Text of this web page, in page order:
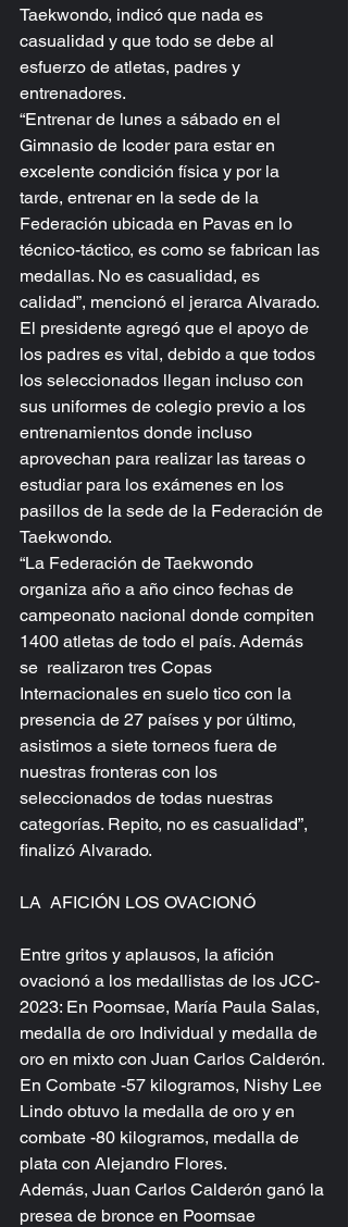
Taekwondo, indicó que nada es
casualidad y que todo se debe al
esfuerzo de atletas, padres y
entrenadores.
“Entrenar de lunes a sábado en el
Gimnasio de Icoder para estar en
excelente condición física y por la
tarde, entrenar en la sede de la
Federación ubicada en Pavas en lo
técnico-táctico, es como se fabrican las
medallas. No es casualidad, es
calidad”, mencionó el jerarca Alvarado.
El presidente agregó que el apoyo de
los padres es vital, debido a que todos
los seleccionados llegan incluso con
sus uniformes de colegio previo a los
entrenamientos donde incluso
aprovechan para realizar las tareas o
estudiar para los exámenes en los
pasillos de la sede de la Federación de
Taekwondo.
“La Federación de Taekwondo
organiza año a año cinco fechas de
campeonato nacional donde compiten
1400 atletas de todo el país. Además
se  realizaron tres Copas
Internacionales en suelo tico con la
presencia de 27 países y por último,
asistimos a siete torneos fuera de
nuestras fronteras con los
seleccionados de todas nuestras
categorías. Repito, no es casualidad”,
finalizó Alvarado.
LA  AFICIÓN LOS OVACIONÓ
Entre gritos y aplausos, la afición
ovacionó a los medallistas de los JCC-
2023: En Poomsae, María Paula Salas,
medalla de oro Individual y medalla de
oro en mixto con Juan Carlos Calderón.
En Combate -57 kilogramos, Nishy Lee
Lindo obtuvo la medalla de oro y en
combate -80 kilogramos, medalla de
plata con Alejandro Flores.
Además, Juan Carlos Calderón ganó la
presea de bronce en Poomsae